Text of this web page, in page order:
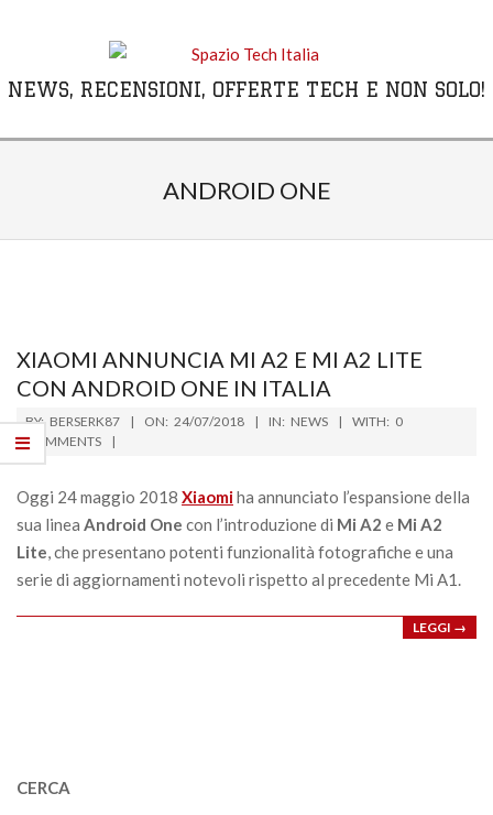
NEWS, RECENSIONI, OFFERTE TECH E NON SOLO!
ANDROID ONE
XIAOMI ANNUNCIA MI A2 E MI A2 LITE
CON ANDROID ONE IN ITALIA
2018-
07-
24
BY: BERSERK87 ON: 24/07/2018 IN: NEWS WITH: 0
COMMENTS
Oggi 24 maggio 2018 Xiaomiha annunciato l’espansione della
sua linea Android One con l’introduzione di Mi A2 e Mi A2
Lite, che presentano potenti funzionalità fotografiche e una
serie di aggiornamenti notevoli rispetto al precedente Mi A1.
LEGGI →
CERCA